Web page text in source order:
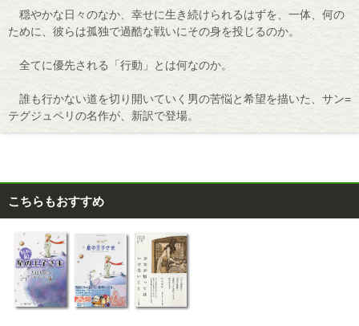
穏やかな日々のなか、幸せに生き続けられるはずを、一体、何の
ために、彼らは孤独で過酷な戦いにその身を投じるのか。
全てに優先される「行動」とは何なのか。
誰も行かない道を切り開いていく男の苦悩と希望を描いた、サン=
テグジュペリの名作が、新訳で登場。
こちらもおすすめ